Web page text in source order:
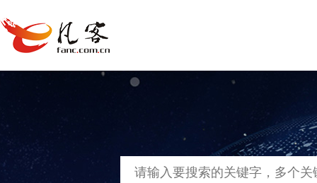
网站建设 软件定制